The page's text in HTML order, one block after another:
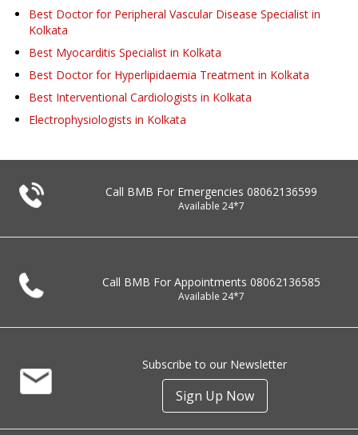
Best Doctor for Peripheral Vascular Disease Specialist in
Kolkata
Best Myocarditis Specialist in Kolkata
Best Doctor for Hyperlipidaemia Treatment in Kolkata
Best Interventional Cardiologists in Kolkata
Electrophysiologists in Kolkata
Call BMB For Emergencies 08062136599
Available 24*7
Call BMB For Appointments 08062136585
Available 24*7
Subscribe to our Newsletter
Sign Up Now